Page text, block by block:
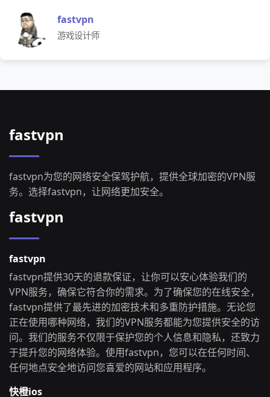
fastvpn
游戏设计师
fastvpn
fastvpn为您的网络安全保驾护航，提供全球加密的VPN服
务。选择fastvpn，让网络更加安全。
fastvpn
fastvpn
fastvpn提供30天的退款保证，让你可以安心体验我们的
VPN服务，确保它符合你的需求。为了确保您的在线安全，
fastvpn提供了最先进的加密技术和多重防护措施。无论您
正在使用哪种网络，我们的VPN服务都能为您提供安全的访
问。我们的服务不仅限于保护您的个人信息和隐私，还致力
于提升您的网络体验。使用fastvpn，您可以在任何时间、
任何地点安全地访问您喜爱的网站和应用程序。
快橙ios